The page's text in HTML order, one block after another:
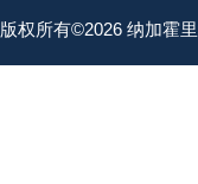
版权所有©2026 纳加霍